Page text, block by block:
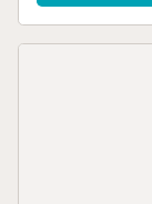
piscina ou